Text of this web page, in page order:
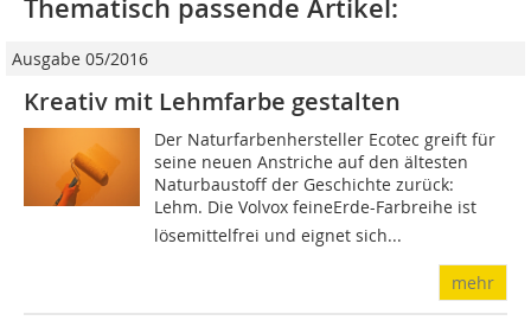
Thematisch passende Artikel:
Ausgabe 05/2016
Kreativ mit Lehmfarbe gestalten
Der Naturfarbenhersteller Ecotec greift für
seine neuen Anstriche auf den ältesten
Naturbaustoff der Geschichte zurück:
Lehm. Die Volvox feineErde-Farbreihe ist
lösemittelfrei und eignet sich...
mehr